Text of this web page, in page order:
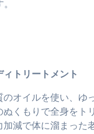
ィトリートメント
のオイルを使い、ゆ
ぬくもりで全身をト
加減で体に溜まった